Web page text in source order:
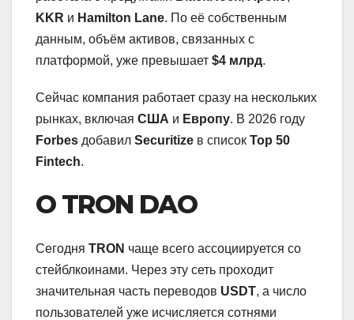
KKR и Hamilton Lane. По её собственным
данным, объём активов, связанных с
платформой, уже превышает $4 млрд.
Сейчас компания работает сразу на нескольких
рынках, включая США и Европу. В 2026 году
Forbes добавил Securitize в список Top 50
Fintech.
О TRON DAO
Сегодня TRON чаще всего ассоциируется со
стейблкоинами. Через эту сеть проходит
значительная часть переводов USDT, а число
пользователей уже исчисляется сотнями